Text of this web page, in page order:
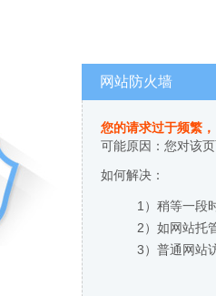
网站防火墙
您的请求过于频繁
可能原因：您对该
如何解决：
1）稍等一段
2）如网站托
3）普通网站